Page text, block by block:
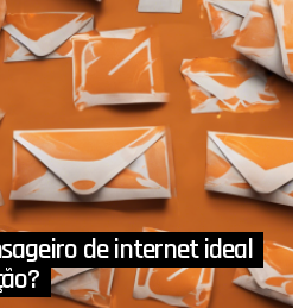
de internet ideal